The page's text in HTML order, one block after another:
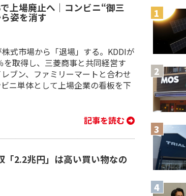
上場廃止へ｜コンビニ“御三
姿を消す
式市場から「退場」する。KDDIが
取得し、三菱商事と共同経営す
ブン、ファミリーマートと合わせ
ニ単体として上場企業の看板を下
記事を読む
「2.2兆円」は高い買い物なの